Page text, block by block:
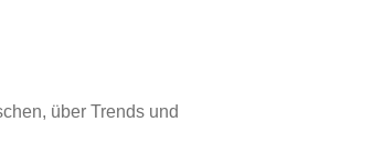
über Trends und